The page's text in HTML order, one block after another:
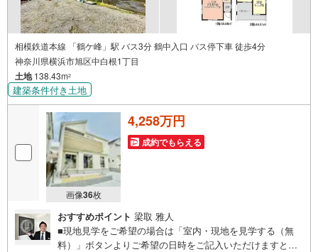
相模鉄道本線 「鶴ケ峰」駅 バス3分 鶴中入口 バス停下車 徒歩4分
神奈川県横浜市旭区中白根1丁目
土地138.43m2
建築条件付き土地
画像36枚
4,258万円
成約でもらえる
おすすめポイント 梁取 雅人
■現地見学をご希望の場合は「室内・現地を見学する（無
料）」ボタンよりご希望の日時をご記入いただけますとス